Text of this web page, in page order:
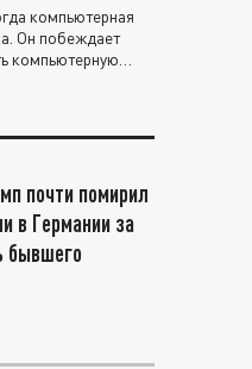
компьютерная
Он побеждает
компьютерную
почти помирил
в Германии за
бывшего